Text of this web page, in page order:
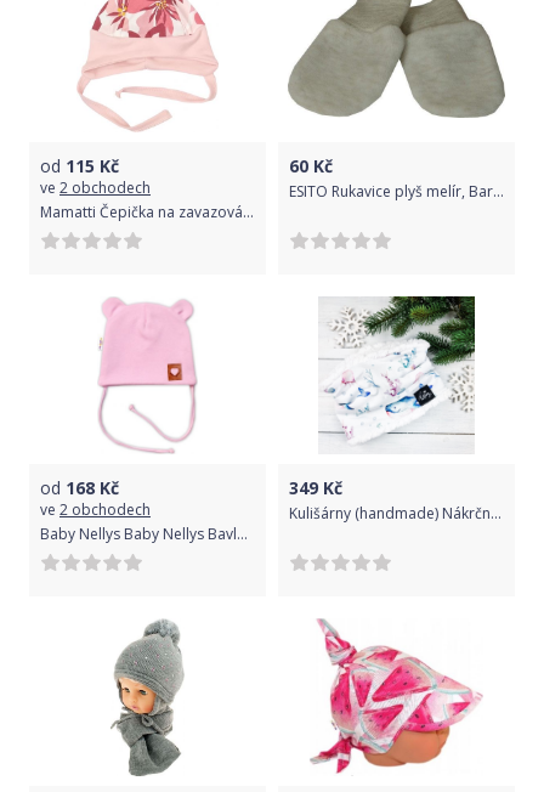
od 115 Kč
ve 2 obchodech
Mamatti Čepička na zavazování Magnólie, pudrová s potiskem
60 Kč
ESITO Rukavice plyš melír, Barva melír béžový, Velikost 68
od 168 Kč
ve 2 obchodech
Baby Nellys Baby Nellys Bavlněná dvouvrstvá čepice s oušky na zavazování TEDDY - růžová, 80/86 80-86 (12-18m)
349 Kč
Kulišárny (handmade) Nákrčník s beránkem ,,OCEÁN, , White 74-80 sklad š VELIKOST: 74-80